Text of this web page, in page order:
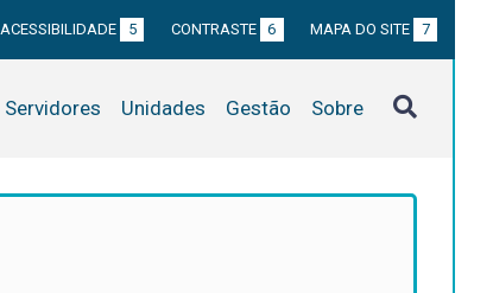
ACESSIBILIDADE 5 CONTRASTE 6 MAPA DO SITE 7
Servidores Unidades Gestão Sobre